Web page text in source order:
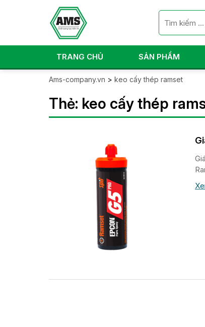
TRANG CHỦ SẢN PHẨM
Ams-company.vn > keo cấy thép ramset
Thẻ: keo cấy thép